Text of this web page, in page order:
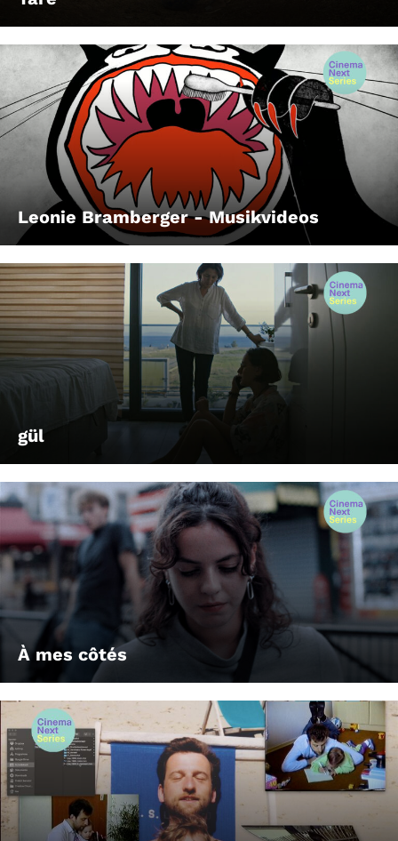
Leonie Bramberger - Musikvideos
gül
À mes côtés